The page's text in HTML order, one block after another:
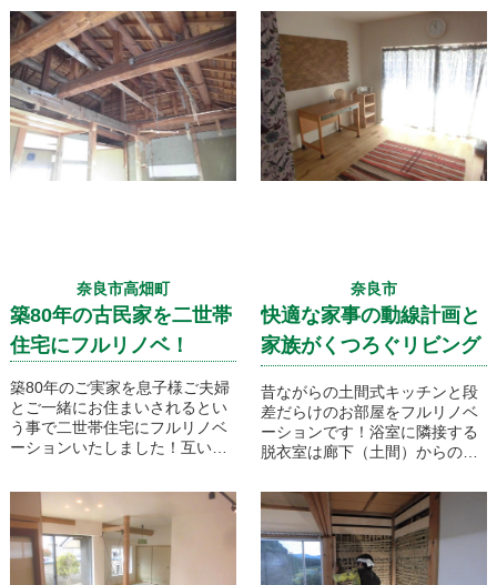
分も含めた建物全体の耐震性を
向上させていきます！耐震診断
から補強設計、実際の補強工事
まで全て弊社にて行っていきま
す。
介です。文化財指定を受けてい
るだけに文化庁の調査官との打
ち合わせもあり、お客様のご要
望通りに自由には改造させてく
れない工事でした。
現在の構造部材を生かしながら
耐震性をプラスし間取りも大き
く変える工事でしたので初期段
階での
奈良市高畑町
築80年の古民家を二世帯
住宅にフルリノベ！
築80年のご実家を息子様ご夫婦
とご一緒にお住まいされるとい
う事で二世帯住宅にフルリノベ
ーションいたしました！互いの
ストレスなく生活のできる計画
とさせて頂きました。主に上下
階でお住まいを分ける形での計
画ですが生活動線の関係からご
奈良市
快適な家事の動線計画と
家族がくつろぐリビング
昔ながらの土間式キッチンと段
差だらけのお部屋をフルリノベ
ーションです！浴室に隣接する
脱衣室は廊下（土間）からの段
らキッチンへも２０ｃｍの段差
がありました。冬にとても寒か
ったタイル造りの浴室を配置換
えをし、新たにユニットバスと
して洗面室と共に設置いたしま